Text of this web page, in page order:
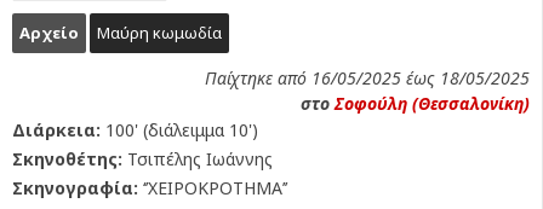
Αρχείο Μαύρη κωμωδία
Παίχτηκε από 16/05/2025 έως 18/05/2025
στοΣοφούλη (Θεσσαλονίκη)
Διάρκεια: 100' (διάλειμμα 10')
Σκηνοθέτης: Τσιπέλης Ιωάννης
Σκηνογραφία: ‘’ΧΕΙΡΟΚΡΟΤΗΜΑ’’